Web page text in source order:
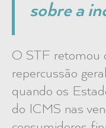
sobre a
O STF retomou
repercussão
quando os
do ICMS nas